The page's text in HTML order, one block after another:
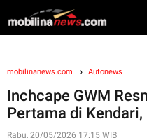
mobilinanews.com Autonews
Inchcape GWM
Pertama di
Rabu, 20/05/2026 17:15 WIB